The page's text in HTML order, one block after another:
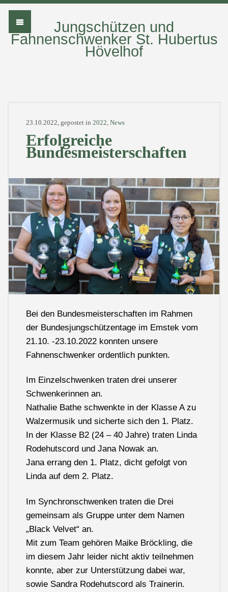
Jungschützen und
Fahnenschwenker St. Hubertus
Hövelhof
23.10.2022, gepostet in 2022 News
Erfolgreiche
Bundesmeisterschaften
Bei den Bundesmeisterschaften im Rahmen
der Bundesjungschützentage im Emstek vom
21.10. -23.10.2022 konnten unsere
Fahnenschwenker ordentlich punkten.
Im Einzelschwenken traten drei unserer
Schwenkerinnen an.
Nathalie Bathe schwenkte in der Klasse A zu
Walzermusik und sicherte sich den 1. Platz.
In der Klasse B2 (24 – 40 Jahre) traten Linda
Rodehutscord und Jana Nowak an.
Jana errang den 1. Platz, dicht gefolgt von
Linda auf dem 2. Platz.
Im Synchronschwenken traten die Drei
gemeinsam als Gruppe unter dem Namen
„Black Velvet“ an.
Mit zum Team gehören Maike Bröckling, die
im diesem Jahr leider nicht aktiv teilnehmen
konnte, aber zur Unterstützung dabei war,
sowie Sandra Rodehutscord als Trainerin.